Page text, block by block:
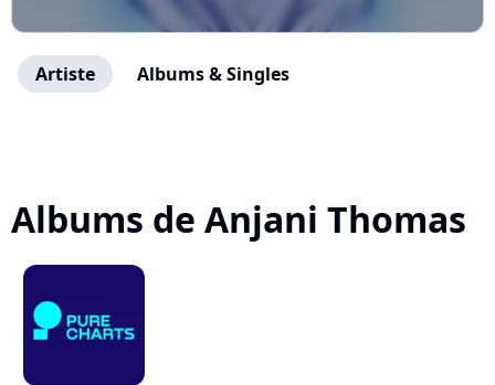
Artiste Albums & Singles
Albums de Anjani Thomas